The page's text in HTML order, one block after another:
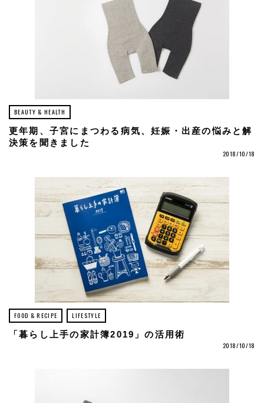
BEAUTY & HEALTH
更年期、子宮にまつわる病気、妊娠・出産の悩みと解
決策を聞きました
2018/10/18
FOOD & RECIPE LIFESTYLE
「暮らし上手の家計簿2019」の活用術
2018/10/18